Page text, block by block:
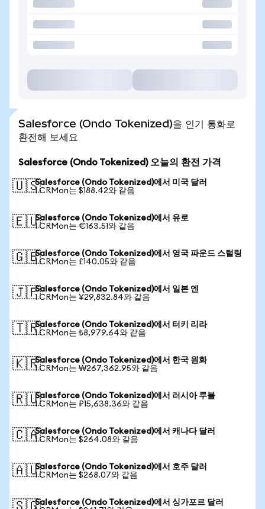
Salesforce (Ondo Tokenized)을 인기 통화로
환전해 보세요
Salesforce (Ondo Tokenized) 오늘의 환전 가격
🇺🇸Salesforce (Ondo Tokenized)에서 미국 달러
1 CRMon는 $188.42와 같음
🇪🇺Salesforce (Ondo Tokenized)에서 유로
1 CRMon는 €163.51와 같음
🇬🇧Salesforce (Ondo Tokenized)에서 영국 파운드 스털링
1 CRMon는 £140.05와 같음
🇯🇵Salesforce (Ondo Tokenized)에서 일본 엔
1 CRMon는 ¥29,832.84와 같음
🇹🇷Salesforce (Ondo Tokenized)에서 터키 리라
1 CRMon는 ₺8,979.64와 같음
🇰🇷Salesforce (Ondo Tokenized)에서 한국 원화
1 CRMon는 ₩267,362.95와 같음
🇷🇺Salesforce (Ondo Tokenized)에서 러시아 루블
1 CRMon는 ₽15,638.36와 같음
🇨🇦Salesforce (Ondo Tokenized)에서 캐나다 달러
1 CRMon는 $264.08와 같음
🇦🇺Salesforce (Ondo Tokenized)에서 호주 달러
1 CRMon는 $268.07와 같음
Salesforce (Ondo Tokenized)에서 싱가포르 달러